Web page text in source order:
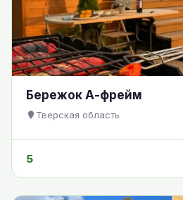
Бережок А-фрейм
Тверская область
5